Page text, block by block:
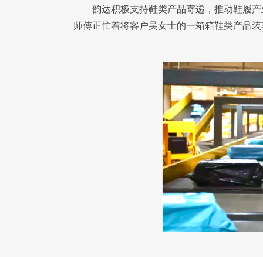
韵达积极支持鞋类产品寄递，推动鞋履
师傅正忙着将客户吴女士的一箱箱鞋类产品